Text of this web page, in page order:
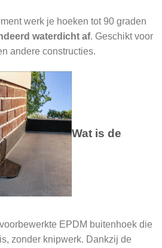
werk je hoeken tot 90 graden
waterdicht af. Geschikt voor
andere constructies.
Wat is de
EPDM buitenhoek die
zonder knipwerk. Dankzij de